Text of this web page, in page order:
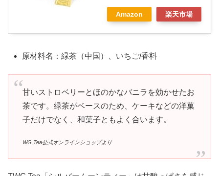
Amazon 楽天市場
原材料名：緑茶（中国）、いちご/香料
甘いストロベリーとほのかなバニラを効かせたお
茶です。緑茶がベースのため、ケーキなどの洋菓
子だけでなく、和菓子ともよく合います。
WG Tea公式オンラインショップより